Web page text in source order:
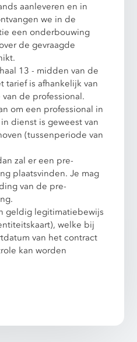
aanleveren en in
we in de
een onderbouwing
de gevraagde
13 - midden van de
tarief is afhankelijk van
de professional.
om een professional in
dienst is geweest van
(tussenperiode van
zal er een pre-
plaatsvinden. Je mag
van de pre-
geldig legitimatiebewijs
welke bij
van het contract
kan worden